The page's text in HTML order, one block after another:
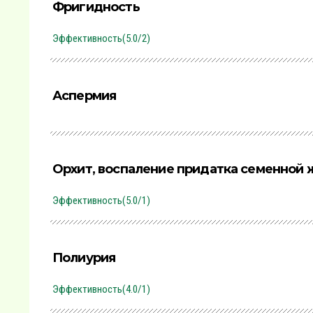
Фригидность
Эффективность(5.0/2)
Аспермия
Орхит, воспаление придатка семенной
Эффективность(5.0/1)
Полиурия
Эффективность(4.0/1)